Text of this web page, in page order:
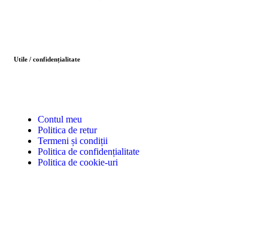
Utile / confidențialitate
Contul meu
Politica de retur
Termeni și condiții
Politica de confidențialitate
Politica de cookie-uri